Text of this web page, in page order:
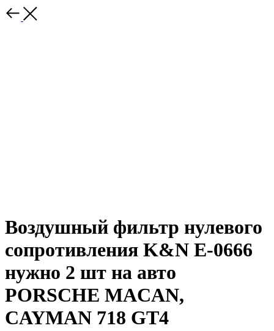
Воздушный фильтр нулевого
сопротивления K&N E-0666
нужно 2 шт на авто
PORSCHE MACAN,
CAYMAN 718 GT4